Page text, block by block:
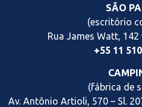
SÃO
(escritório
Rua James Watt, 142
+55 11
(fábrica de
Av. Antônio Artioli, 570 – Sl.